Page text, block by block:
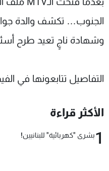
الجنوب… تكشف والدة
وشهادة ناجٍ تعيد طرح
التفاصيل تتابعونها في
الأكثر قراءة
1بشرى "كهربائية" للبنانيين!
إقتصاد
منوعات
البرامج
شاهد البرامج